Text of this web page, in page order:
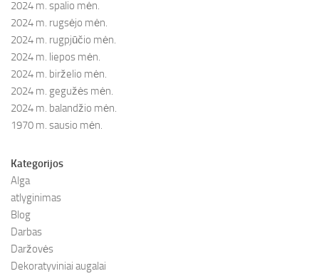
2024 m. spalio mėn.
2024 m. rugsėjo mėn.
2024 m. rugpjūčio mėn.
2024 m. liepos mėn.
2024 m. birželio mėn.
2024 m. gegužės mėn.
2024 m. balandžio mėn.
1970 m. sausio mėn.
Kategorijos
Alga
atlyginimas
Blog
Darbas
Daržovės
Dekoratyviniai augalai